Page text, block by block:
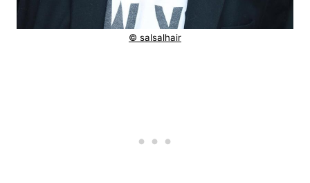
© salsalhair